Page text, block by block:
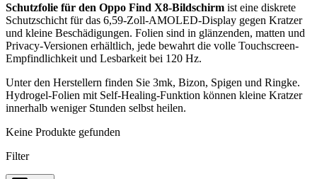
Schutzfolie für den Oppo Find X8-Bildschirm ist eine diskrete
Schutzschicht für das 6,59-Zoll-AMOLED-Display gegen Kratzer
und kleine Beschädigungen. Folien sind in glänzenden, matten und
Privacy-Versionen erhältlich, jede bewahrt die volle Touchscreen-
Empfindlichkeit und Lesbarkeit bei 120 Hz.
Unter den Herstellern finden Sie 3mk, Bizon, Spigen und Ringke.
Hydrogel-Folien mit Self-Healing-Funktion können kleine Kratzer
innerhalb weniger Stunden selbst heilen.
Keine Produkte gefunden
Filter